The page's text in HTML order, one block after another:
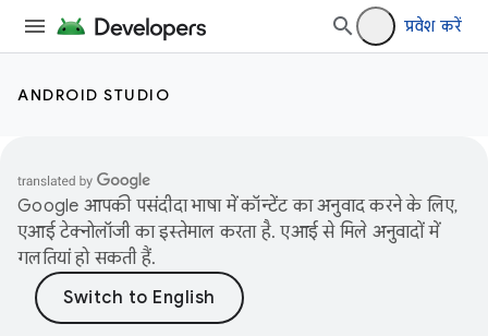
प्रवेश करें
ANDROID STUDIO
Google आपकी पसंदीदा भाषा में कॉन्टेंट का अनुवाद करने के लिए,
एआई टेक्नोलॉजी का इस्तेमाल करता है. एआई से मिले अनुवादों में
गलतियां हो सकती हैं.